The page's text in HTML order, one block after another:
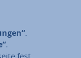
.
.